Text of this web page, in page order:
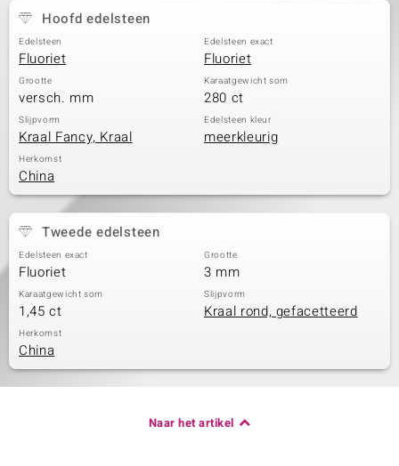
Hoofd edelsteen
Edelsteen
Fluoriet
Edelsteen exact
Fluoriet
Grootte
versch. mm
Karaatgewicht som
280 ct
Slijpvorm
Kraal Fancy, Kraal
Edelsteen kleur
meerkleurig
Herkomst
China
Tweede edelsteen
Edelsteen exact
Fluoriet
Grootte
3 mm
Karaatgewicht som
1,45 ct
Slijpvorm
Kraal rond, gefacetteerd
Herkomst
China
Naar het artikel